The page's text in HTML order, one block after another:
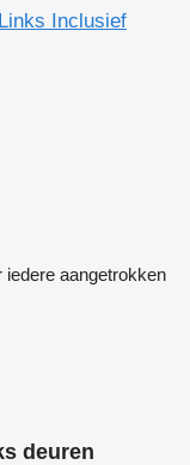
Inclusief
iedere aangetrokken
deuren